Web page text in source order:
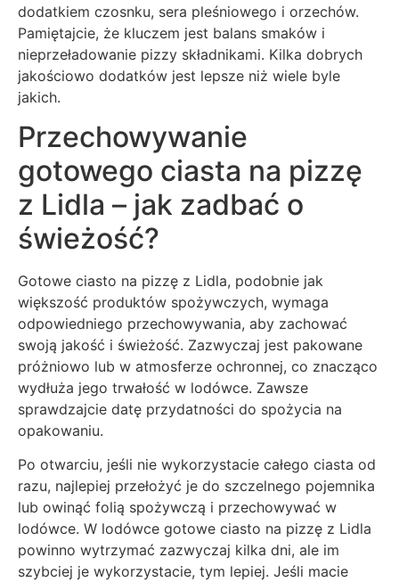
dodatkiem czosnku, sera pleśniowego i orzechów.
Pamiętajcie, że kluczem jest balans smaków i
nieprzeładowanie pizzy składnikami. Kilka dobrych
jakościowo dodatków jest lepsze niż wiele byle
jakich.
Przechowywanie
gotowego ciasta na pizzę
z Lidla – jak zadbać o
świeżość?
Gotowe ciasto na pizzę z Lidla, podobnie jak
większość produktów spożywczych, wymaga
odpowiedniego przechowywania, aby zachować
swoją jakość i świeżość. Zazwyczaj jest pakowane
próżniowo lub w atmosferze ochronnej, co znacząco
wydłuża jego trwałość w lodówce. Zawsze
sprawdzajcie datę przydatności do spożycia na
opakowaniu.
Po otwarciu, jeśli nie wykorzystacie całego ciasta od
razu, najlepiej przełożyć je do szczelnego pojemnika
lub owinąć folią spożywczą i przechowywać w
lodówce. W lodówce gotowe ciasto na pizzę z Lidla
powinno wytrzymać zazwyczaj kilka dni, ale im
szybciej je wykorzystacie, tym lepiej. Jeśli macie